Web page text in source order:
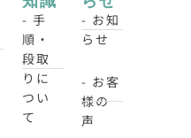
- 手
順・
段取
りに
つい
て
- お知
らせ
- お客
様の
声